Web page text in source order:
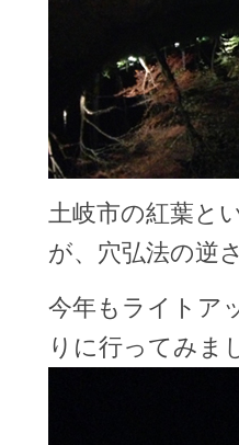
土岐市の紅葉と
が、穴弘法の逆
今年もライトア
りに行ってみま